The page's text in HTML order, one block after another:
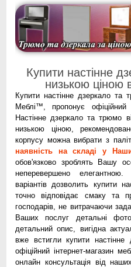
Купити настінне
низькою ціною
Купити настінне дзеркало та
Меблі™, пропонує офіційний
Настінне дзеркало та трюмо
низькою ціною,
корпусу можна вибрати з
наявність на складі у
обов'язково зроблять Вашу
неперевершено елегантною.
варіантів дозволить купити
точно відповідає смаку та
господарів, не витрачаючи
Ваших послуг детальні
детальний опис, вигідна
вже встигли купити
офіційний інтернет-магазин
онлайн консультація від